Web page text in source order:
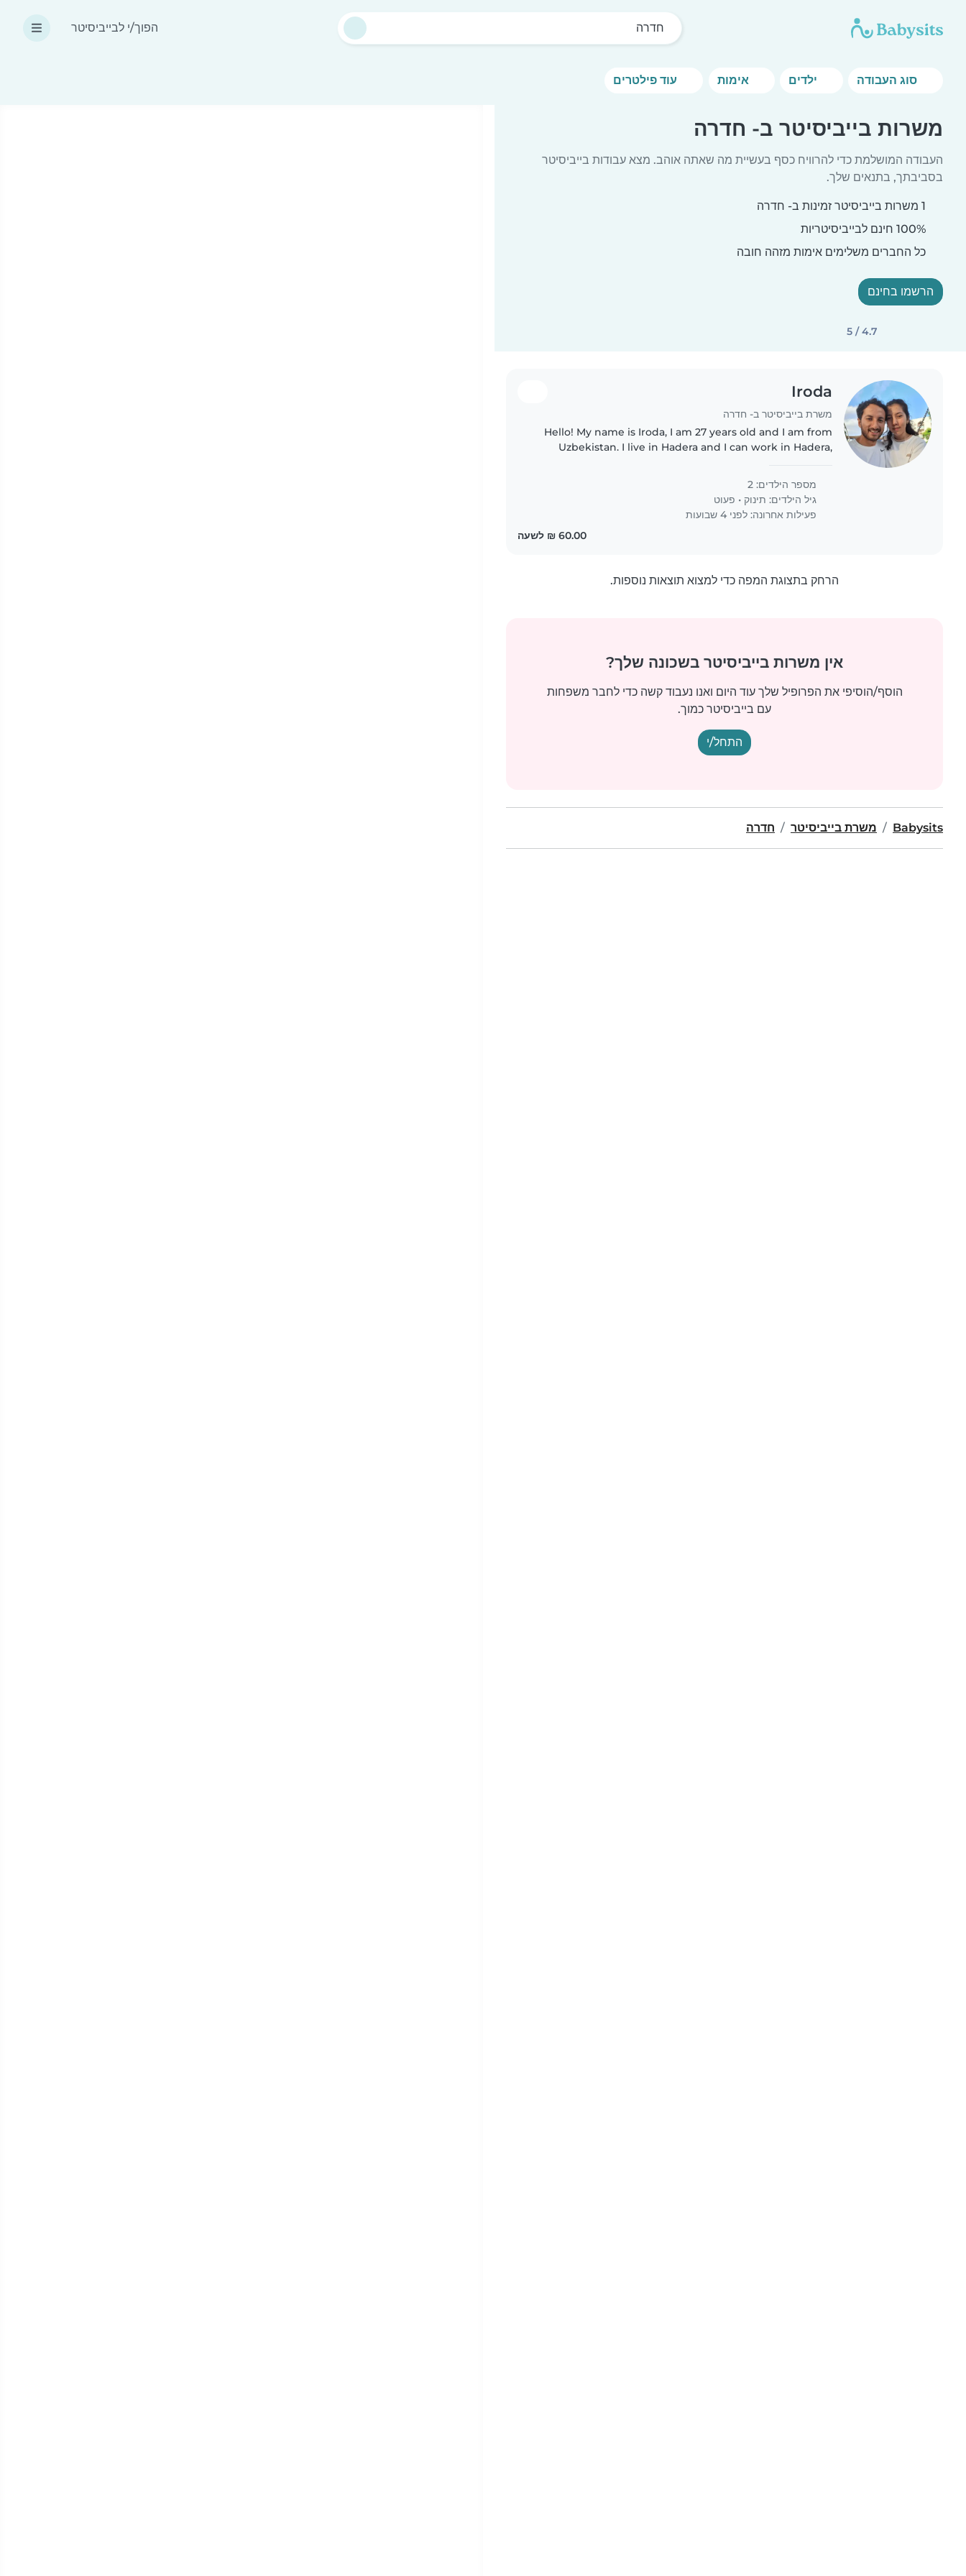
חדרה הפוך/י לבייביסיטר
אימות
משרות בייביסיטר ב- חדרה
העבודה המושלמת כדי להרוויח כסף בעשיית מה שאתה אוהב. מצא עבודות בייביסיטר
בסביבתך, בתנאים שלך.
1 משרות בייביסיטר זמינות ב- חדרה
כל החברים משלימים אימות מזהה חובה
הרשמו בחינם
4.7 / 5
Iroda
משרת בייביסיטר ב- חדרה
Hello! My name is Iroda, I am 27 years old and I am from
Uzbekistan. I live in Hadera and I can work in Hadera,
experience caring..
מספר הילדים: 2
גיל הילדים: תינוק • פעוט
פעילות אחרונה: לפני 4 שבועות
הרחק בתצוגת המפה כדי למצוא תוצאות נוספות.
אין משרות בייביסיטר בשכונה שלך?
הוסף/הוסיפי את הפרופיל שלך עוד היום ואנו נעבוד קשה כדי לחבר משפחות
עם בייביסיטר כמוך.
התחל/י
Babysits משרת בייביסיטר חדרה